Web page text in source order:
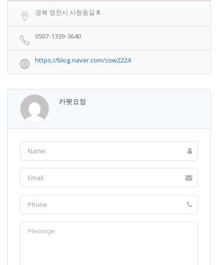
경북 영천시 시청동길 8
0507-1339-3640
https://blog.naver.com/cow2224
카펫요정